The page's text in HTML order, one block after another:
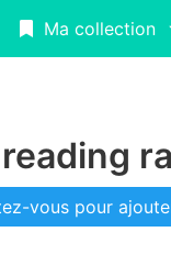
Ma collection
vous pour